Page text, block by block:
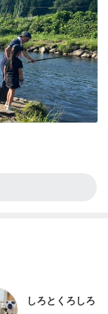
しろとくろしろ